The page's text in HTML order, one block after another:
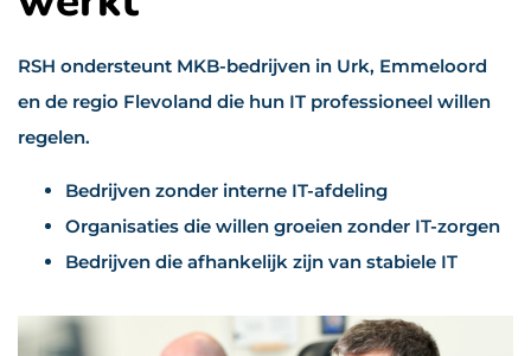
RSH ondersteunt MKB-bedrijven in Urk, Emmeloord
en de regio Flevoland die hun IT professioneel willen
regelen.
Bedrijven zonder interne IT-afdeling
Organisaties die willen groeien zonder IT-zorgen
Bedrijven die afhankelijk zijn van stabiele IT